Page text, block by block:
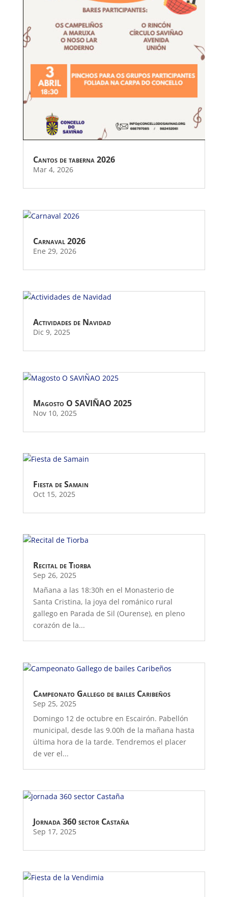
Cantos de taberna 2026
Mar 4, 2026
Carnaval 2026
Ene 29, 2026
Actividades de Navidad
Dic 9, 2025
Magosto O SAVIÑAO 2025
Nov 10, 2025
Fiesta de Samain
Oct 15, 2025
Recital de Tiorba
Sep 26, 2025
Mañana a las 18:30h en el Monasterio de
Santa Cristina, la joya del románico rural
gallego en Parada de Sil (Ourense), en pleno
corazón de la...
Campeonato Gallego de bailes Caribeños
Sep 25, 2025
Domingo 12 de octubre en Escairón. Pabellón
municipal, desde las 9.00h de la mañana hasta
última hora de la tarde. Tendremos el placer
de ver el...
Jornada 360 sector Castaña
Sep 17, 2025